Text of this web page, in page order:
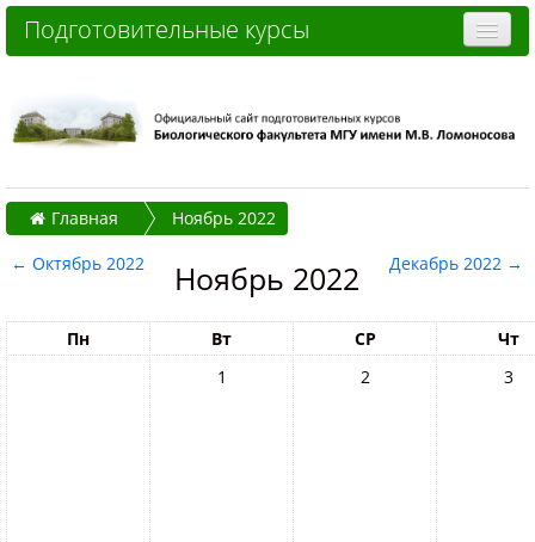
Подготовительные курсы
Дистанционные курсы
Стоимость
Как записаться и оплатить
Контакты
Часто задаваемые вопросы
Вы не вошли в систему (
Главная
Ноябрь 2022
← Октябрь 2022 Ноябрь 2022 Декабрь 2022 →
Пн Вт СР
Чт
1
2 3